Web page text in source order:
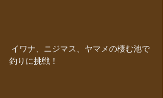
釣りに挑戦！